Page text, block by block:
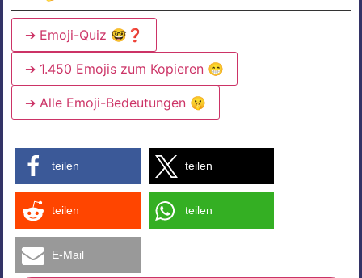
➔ Emoji-Quiz 🤓❓
➔ 1.450 Emojis zum Kopieren 😁
➔ Alle Emoji-Bedeutungen 🤫
teilen teilen
teilen teilen
E-Mail